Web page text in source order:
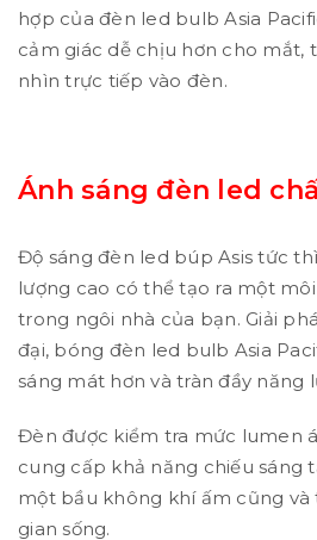
hợp của đèn led bulb Asia
cảm giác dễ chịu hơn cho mắt,
nhìn trực tiếp vào đèn.
Ánh sáng đèn led
Độ sáng đèn led búp Asis tức
lượng cao có thể tạo ra một
trong ngôi nhà của bạn. Giải
đại, bóng đèn led bulb Asia
sáng mát hơn và tràn đầy năng
Đèn được kiểm tra mức lumen
cung cấp khả năng chiếu sáng
một bầu không khí ấm cũng
gian sống.